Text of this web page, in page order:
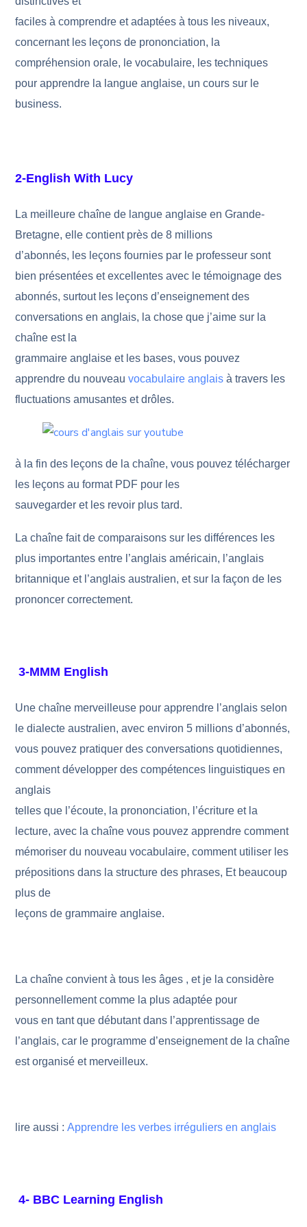
faciles à comprendre et adaptées à tous les niveaux,
concernant les leçons de prononciation, la
compréhension orale, le vocabulaire, les techniques
pour apprendre la langue anglaise, un cours sur le
business.
2-English With Lucy
La meilleure chaîne de langue anglaise en Grande-
Bretagne, elle contient près de 8 millions
d’abonnés, les leçons fournies par le professeur sont
bien présentées et excellentes avec le témoignage des
abonnés, surtout les leçons d’enseignement des
conversations en anglais, la chose que j’aime sur la
chaîne est la
grammaire anglaise et les bases, vous pouvez
apprendre du nouveauvocabulaire anglais à travers les
fluctuations amusantes et drôles.
à la fin des leçons de la chaîne, vous pouvez télécharger
les leçons au format PDF pour les
sauvegarder et les revoir plus tard.
La chaîne fait de comparaisons sur les différences les
plus importantes entre l’anglais américain, l’anglais
britannique et l’anglais australien, et sur la façon de les
prononcer correctement.
3-MMM English
Une chaîne merveilleuse pour apprendre l’anglais selon
le dialecte australien, avec environ 5 millions d’abonnés,
vous pouvez pratiquer des conversations quotidiennes,
comment développer des compétences linguistiques en
anglais
telles que l’écoute, la prononciation, l’écriture et la
lecture, avec la chaîne vous pouvez apprendre comment
mémoriser du nouveau vocabulaire, comment utiliser les
prépositions dans la structure des phrases, Et beaucoup
plus de
leçons de grammaire anglaise.
La chaîne convient à tous les âges , et je la considère
personnellement comme la plus adaptée pour
vous en tant que débutant dans l’apprentissage de
l’anglais, car le programme d’enseignement de la chaîne
est organisé et merveilleux.
lire aussi :Apprendre les verbes irréguliers en anglais
4- BBC Learning English